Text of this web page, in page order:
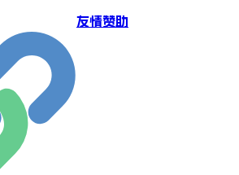
友情赞助